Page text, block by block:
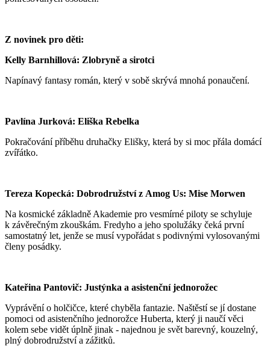
Z novinek pro děti:
Kelly Barnhillová: Zlobryně a sirotci
Napínavý fantasy román, který v sobě skrývá mnohá ponaučení.
Pavlína Jurková: Eliška Rebelka
Pokračování příběhu druhačky Elišky, která by si moc přála domácí
zvířátko.
Tereza Kopecká: Dobrodružství z Amog Us: Mise Morwen
Na kosmické základně Akademie pro vesmírné piloty se schyluje
k závěrečným zkouškám. Fredyho a jeho spolužáky čeká první
samostatný let, jenže se musí vypořádat s podivnými vylosovanými
členy posádky.
Kateřina Pantovič: Justýnka a asistenční jednorožec
Vyprávění o holčičce, které chyběla fantazie. Naštěstí se jí dostane
pomoci od asistenčního jednorožce Huberta, který ji naučí věci
kolem sebe vidět úplně jinak - najednou je svět barevný, kouzelný,
plný dobrodružství a zážitků.